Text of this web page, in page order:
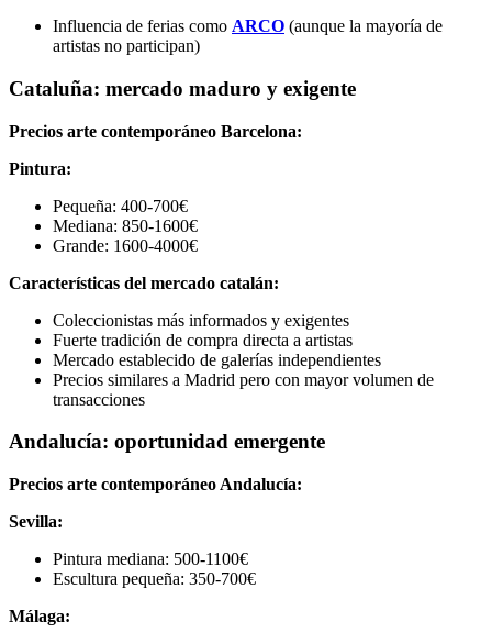
Influencia de ferias como ARCO (aunque la mayoría de
artistas no participan)
Cataluña: mercado maduro y exigente
Precios arte contemporáneo Barcelona:
Pintura:
Pequeña: 400-700€
Mediana: 850-1600€
Grande: 1600-4000€
Características del mercado catalán:
Coleccionistas más informados y exigentes
Fuerte tradición de compra directa a artistas
Mercado establecido de galerías independientes
Precios similares a Madrid pero con mayor volumen de
transacciones
Andalucía: oportunidad emergente
Precios arte contemporáneo Andalucía:
Sevilla:
Pintura mediana: 500-1100€
Escultura pequeña: 350-700€
Málaga: